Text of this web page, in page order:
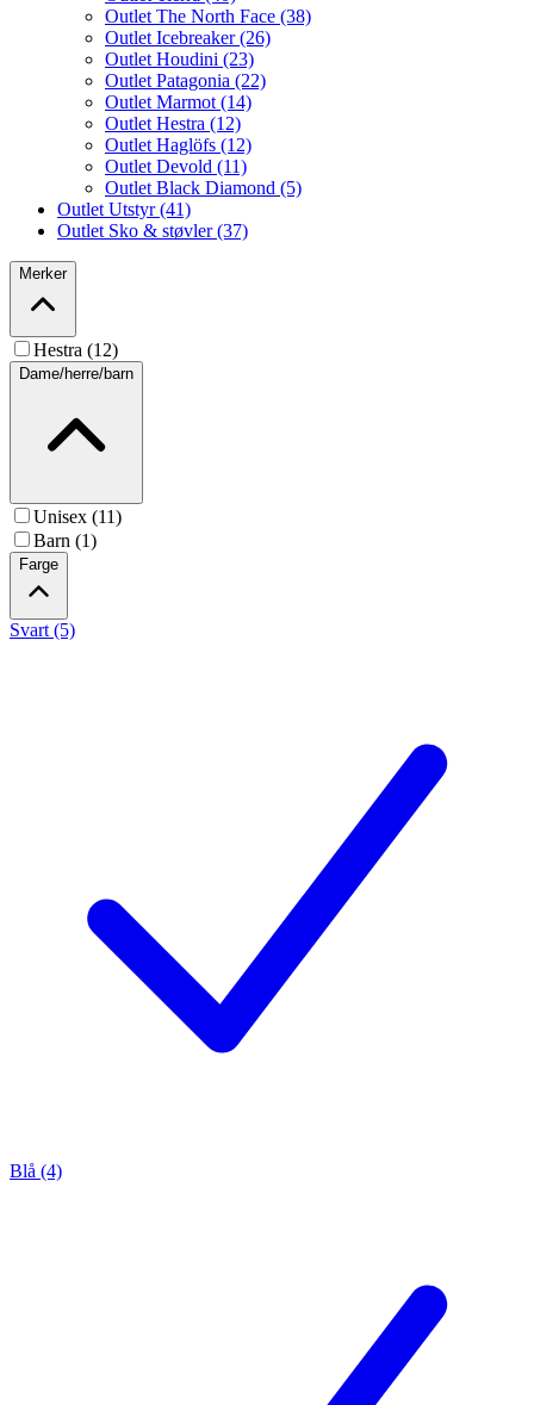
Outlet The North Face (38)
Outlet Icebreaker (26)
Outlet Houdini (23)
Outlet Patagonia (22)
Outlet Marmot (14)
Outlet Hestra (12)
Outlet Haglöfs (12)
Outlet Devold (11)
Outlet Black Diamond (5)
Outlet Utstyr (41)
Outlet Sko & støvler (37)
Merker
Hestra (12)
Dame/herre/barn
Unisex (11)
Barn (1)
Farge
Svart (5)
Blå (4)